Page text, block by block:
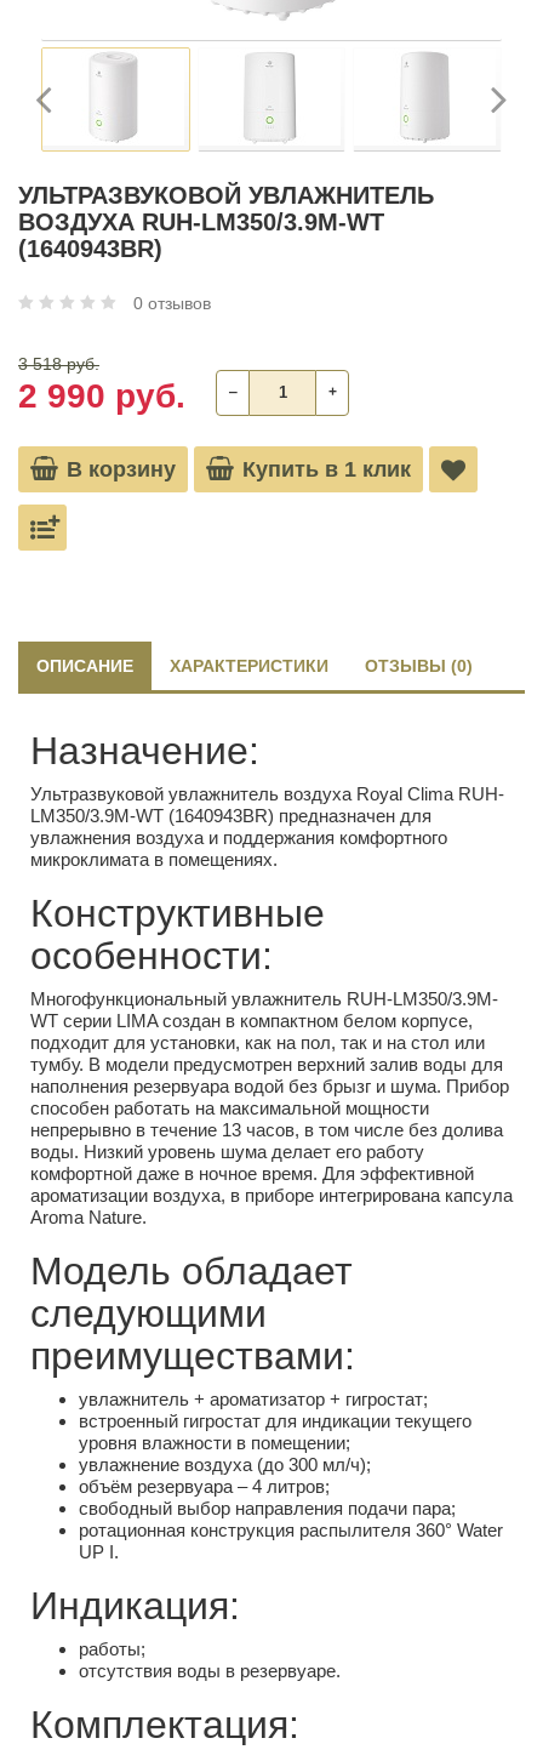
УЛЬТРАЗВУКОВОЙ УВЛАЖНИТЕЛЬ
ВОЗДУХА RUH-LM350/3.9M-WT
(1640943BR)
0 отзывов
3 518 руб.
2 990 руб. ‒ +
В корзину Купить в 1 клик
ОПИСАНИЕ ХАРАКТЕРИСТИКИ ОТЗЫВЫ (0)
Назначение:
Ультразвуковой увлажнитель воздуха Royal Clima RUH-
LM350/3.9M-WT (1640943BR) предназначен для
увлажнения воздуха и поддержания комфортного
микроклимата в помещениях.
Конструктивные
особенности:
Многофункциональный увлажнитель RUH-LM350/3.9M-
WT серии LIMA создан в компактном белом корпусе,
подходит для установки, как на пол, так и на стол или
тумбу. В модели предусмотрен верхний залив воды для
наполнения резервуара водой без брызг и шума. Прибор
способен работать на максимальной мощности
непрерывно в течение 13 часов, в том числе без долива
воды. Низкий уровень шума делает его работу
комфортной даже в ночное время. Для эффективной
ароматизации воздуха, в приборе интегрирована капсула
Aroma Nature.
Модель обладает
следующими
преимуществами:
увлажнитель + ароматизатор + гигростат;
встроенный гигростат для индикации текущего
уровня влажности в помещении;
увлажнение воздуха (до 300 мл/ч);
объём резервуара – 4 литров;
свободный выбор направления подачи пара;
ротационная конструкция распылителя 360° Water
UP I.
Индикация:
работы;
отсутствия воды в резервуаре.
Комплектация: